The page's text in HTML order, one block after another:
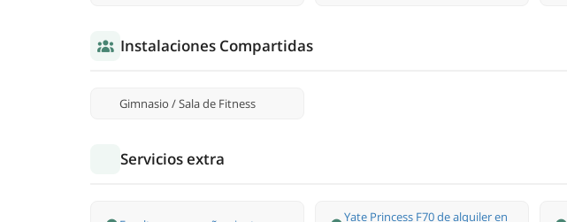
Instalaciones Compartidas
Gimnasio / Sala de Fitness
Servicios extra
Yate Princess F70 de alquiler en